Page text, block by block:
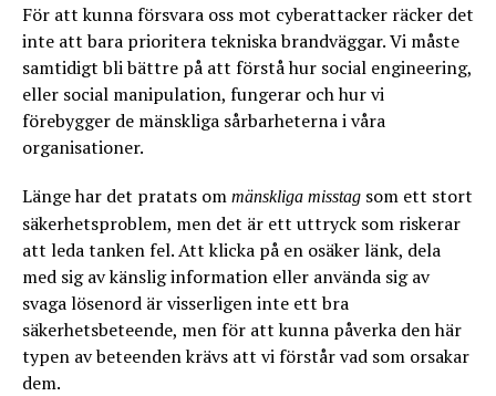
För att kunna försvara oss mot cyberattacker räcker det
inte att bara prioritera tekniska brandväggar. Vi måste
samtidigt bli bättre på att förstå hur social engineering,
eller social manipulation, fungerar och hur vi
förebygger de mänskliga sårbarheterna i våra
organisationer.
Länge har det pratats om mänskliga misstag som ett stort
säkerhetsproblem, men det är ett uttryck som riskerar
att leda tanken fel. Att klicka på en osäker länk, dela
med sig av känslig information eller använda sig av
svaga lösenord är visserligen inte ett bra
säkerhetsbeteende, men för att kunna påverka den här
typen av beteenden krävs att vi förstår vad som orsakar
dem.